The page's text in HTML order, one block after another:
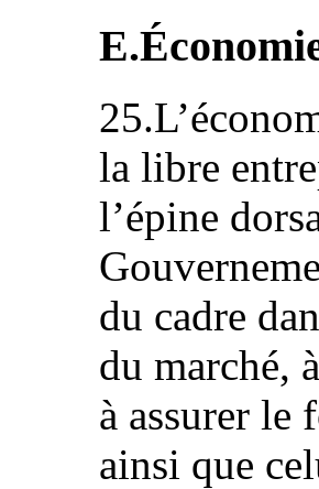
la libre
l’épine
du cadre
du marché,
à assurer le
ainsi que